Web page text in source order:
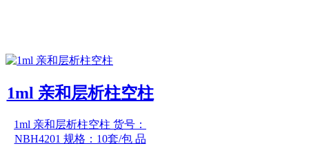
1ml 亲和层析柱空柱
1ml 亲和层析柱空柱 货号：
NBH4201 规格：10套/包 品